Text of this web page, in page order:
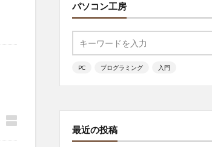
パソコン工房
PC プログラミング 入門
最近の投稿